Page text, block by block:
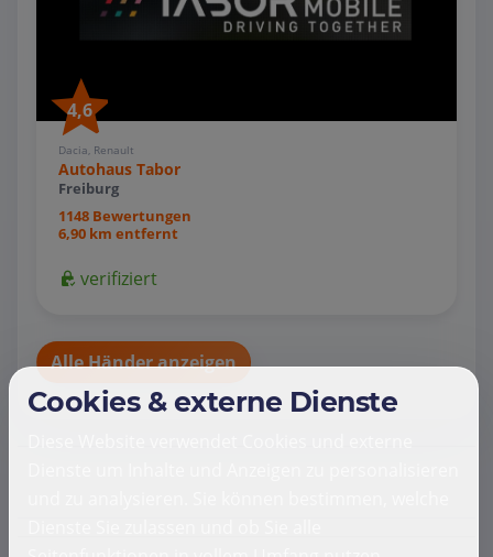
4,6
Dacia, Renault
Autohaus Tabor
Freiburg
1148 Bewertungen
6,90 km entfernt
verifiziert
Alle Händer anzeigen
Cookies & externe Dienste